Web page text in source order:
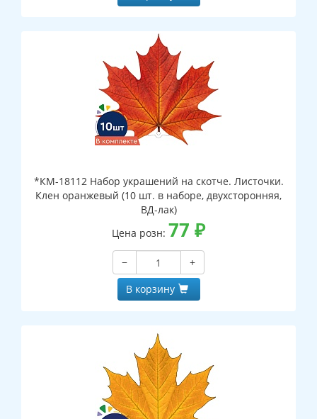
*КМ-18112 Набор украшений на скотче. Листочки.
Клен оранжевый (10 шт. в наборе, двухсторонняя,
ВД-лак)
Цена розн: 77 ₽
−
+
В корзину